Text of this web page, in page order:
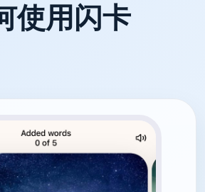
使用闪卡